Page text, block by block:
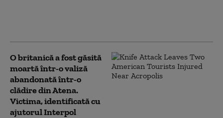
O britanică a fost găsită
moartă într-o valiză
abandonată într-o
clădire din Atena.
Victima, identificată cu
ajutorul Interpol